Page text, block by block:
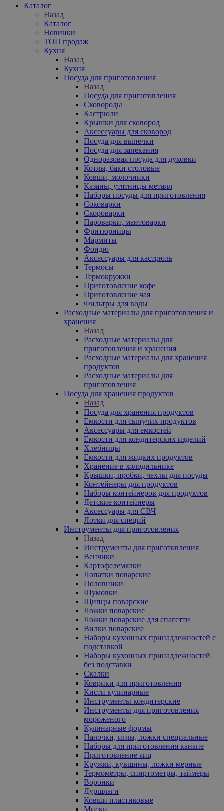
Каталог
Назад
Каталог
Новинки
ТОП продаж
Кухня
Назад
Кухня
Посуда для приготовления
Назад
Посуда для приготовления
Сковороды
Кастрюли
Крышки для сковород
Аксессуары для сковород
Посуда для выпечки
Посуда для запекания
Одноразовая посуда для духовки
Котлы, баки столовые
Ковши, молочники
Казаны, утятницы металл
Наборы посуды для приготовления
Соковарки
Скороварки
Пароварки, мантоварки
Фритюрницы
Мармиты
Фондю
Аксессуары для кастрюль
Термосы
Термокружки
Приготовление кофе
Приготовление чая
Фильтры для воды
Расходные материалы для приготовления и
хранения
Назад
Расходные материалы для
приготовления и хранения
Расходные материалы для хранения
продуктов
Расходные материалы для
приготовления
Посуда для хранения продуктов
Назад
Посуда для хранения продуктов
Емкости для сыпучих продуктов
Аксессуары для емкостей
Емкости для кондитерских изделий
Хлебницы
Емкости для жидких продуктов
Хранение в холодильнике
Крышки, пробки, чехлы для посуды
Контейнеры для продуктов
Наборы контейнеров для продуктов
Детские контейнеры
Аксессуары для СВЧ
Лотки для специй
Инструменты для приготовления
Назад
Инструменты для приготовления
Венчики
Картофелемялки
Лопатки поварские
Половники
Шумовки
Щипцы поварские
Ложки поварские
Ложки поварские для спагетти
Вилки поварские
Наборы кухонных принадлежностей с
подставкой
Наборы кухонных принадлежностей
без подставки
Скалки
Коврики для приготовления
Кисти кулинарные
Инструменты кондитерские
Инструменты для приготовления
мороженого
Кулинарные формы
Палочки, иглы, ложки специальные
Наборы для приготовления канапе
Приготовление яиц
Кружки, кувшины, ложки мерные
Термометры, спиртометры, таймеры
Воронки
Дуршлаги
Ковши пластиковые
Миски